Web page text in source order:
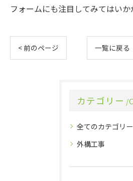
フォームにも注目してみてはいか
< 前のページ 一覧に戻る
カテゴリー
全てのカテゴリー
外構工事